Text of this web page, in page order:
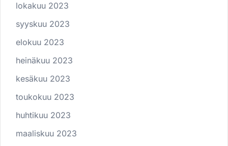
lokakuu 2023
syyskuu 2023
elokuu 2023
heinäkuu 2023
kesäkuu 2023
toukokuu 2023
huhtikuu 2023
maaliskuu 2023